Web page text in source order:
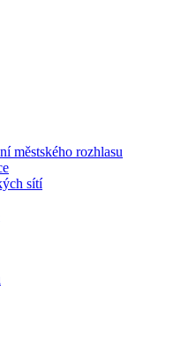
městského rozhlasu
sítí